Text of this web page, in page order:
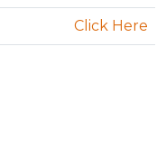
Click Here